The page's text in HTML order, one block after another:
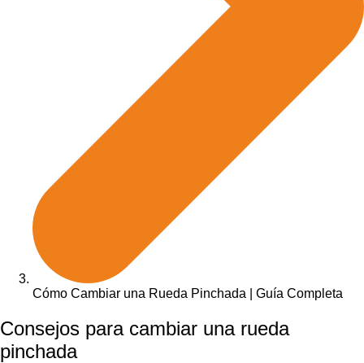
Cómo Cambiar una Rueda Pinchada | Guía Completa
Consejos para cambiar una rueda
pinchada